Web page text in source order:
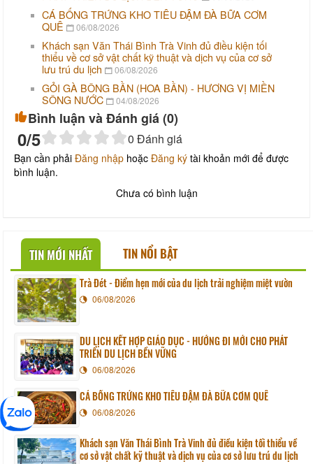
CÁ BỐNG TRỨNG KHO TIÊU ĐẬM ĐÀ BỮA CƠM
QUÊ
06/08/2026
Khách sạn Văn Thái Bình Trà Vinh đủ điều kiện tối
thiểu về cơ sở vật chất kỹ thuật và dịch vụ của cơ sở
lưu trú du lịch
06/08/2026
GỎI GÀ BÔNG BẦN (HOA BẦN) - HƯƠNG VỊ MIỀN
SÔNG NƯỚC
04/08/2026
Bình luận và Đánh giá (0)
0/5 0 Đánh giá
Bạn cần phải Đăng nhập hoặc Đăng ký tài khoản mới để được
bình luận.
Chưa có bình luận
TIN MỚI NHẤT TIN NỔI BẬT
Trà Đét - Điểm hẹn mới của du lịch trải nghiệm miệt vườn
06/08/2026
DU LỊCH KẾT HỢP GIÁO DỤC - HƯỚNG ĐI MỚI CHO PHÁT
TRIỂN DU LỊCH BỀN VỮNG
06/08/2026
CÁ BỐNG TRỨNG KHO TIÊU ĐẬM ĐÀ BỮA CƠM QUÊ
06/08/2026
Khách sạn Văn Thái Bình Trà Vinh đủ điều kiện tối thiểu về
cơ sở vật chất kỹ thuật và dịch vụ của cơ sở lưu trú du lịch